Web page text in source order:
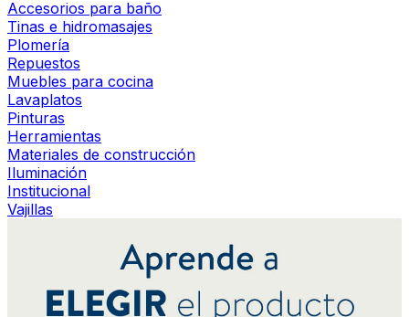
Accesorios para baño
Tinas e hidromasajes
Plomería
Repuestos
Muebles para cocina
Lavaplatos
Pinturas
Herramientas
Materiales de construcción
Iluminación
Institucional
Vajillas